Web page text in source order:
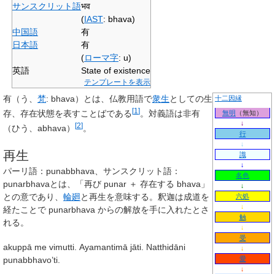
サンスクリット語भव
(IAST: bhava)
中国語
有
日本語
有
(ローマ字: u)
英語
State of existence
テンプレートを表示
十二因縁
無明 （無知）
↓
行
↓
識
↓
名色
↓
六処
↓
触
↓
受
↓
愛
↓
有 （う、 梵: bhava）とは、仏教用語で衆生としての生
存、存在状態を表すことばである[1 ]。対義語は非有
（ひう、abhava）
[2]。
再生
パーリ語：punabbhava、サンスクリット語：
punarbhavaとは、「再び punar ＋ 存在する bhava」
との意であり、 輪廻と再生を意味する。釈迦は成道を
経たことで punarbhava からの解放を手に入れたとさ
れる。
akuppā me vimutti. Ayamantimā jāti. Natthidāni
punabbhavo’ti.